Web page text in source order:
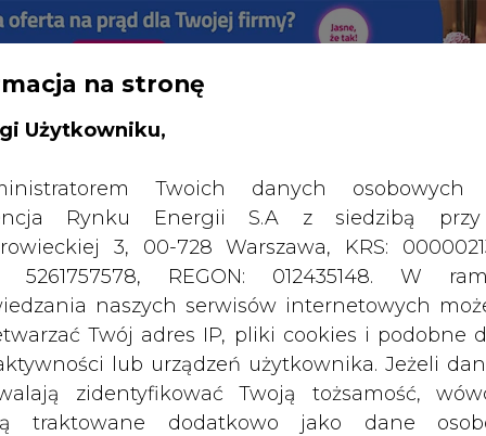
na stronę
Użytkowniku,
Twoich danych osobowych
Rynku Energii S.A z siedzibą
3, 00-728 Warszawa, KRS:
5261757578, REGON: 012435148. W
naszych serwisów internetowych
Twój adres IP, pliki cookies i podobne
lub urządzeń użytkownika. Jeżeli
zidentyfikować Twoją tożsamość,
traktowane dodatkowo jako dane